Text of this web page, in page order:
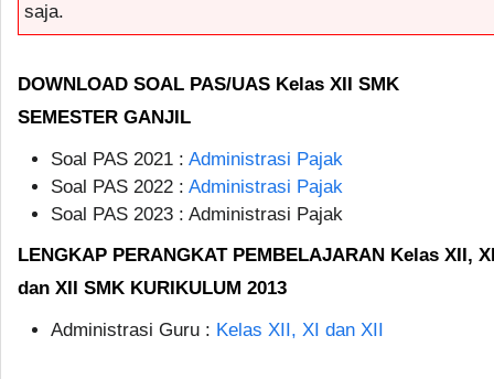
saja.
DOWNLOAD SOAL PAS/UAS Kelas XII SMK
SEMESTER GANJIL
Soal PAS 2021 : Administrasi Pajak
Soal PAS 2022 : Administrasi Pajak
Soal PAS 2023 : Administrasi Pajak
LENGKAP PERANGKAT PEMBELAJARAN Kelas XII,
dan XII SMK KURIKULUM 2013
Administrasi Guru : Kelas XII, XI dan XII